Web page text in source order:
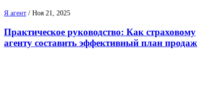
Я агент / Ноя 21, 2025
Практическое руководство: Как страховому
агенту составить эффективный план продаж